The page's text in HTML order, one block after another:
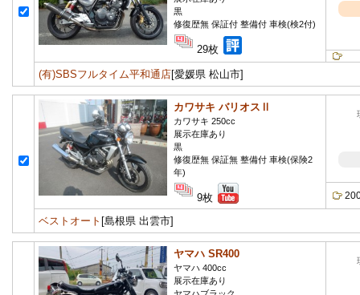
黒
修復歴無 保証付 整備付 車検(検2付)
29枚
(有)SBSフルタイム平和通店[愛媛県 松山市]
カワサキ バリオスⅡ
カワサキ 250cc
展示在庫あり
黒
修復歴無 保証無 整備付 車検(保険2
年)
9枚
ベストオート [島根県 出雲市]
ヤマハ SR400
ヤマハ 400cc
展示在庫あり